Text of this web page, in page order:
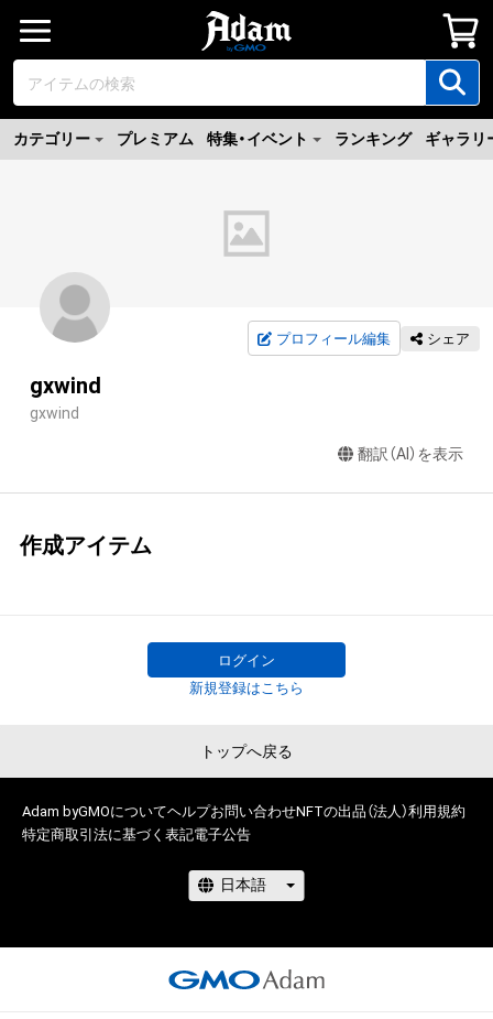
カテゴリー プレミアム 特集・イベント ランキング ギャラリ
プロフィール編集 シェア
gxwind
gxwind
翻訳（AI）を表示
作成アイテム
ログイン
新規登録はこちら
トップへ戻る
Adam byGMOについてヘルプお問い合わせNFTの出品（法人）利用規約
特定商取引法に基づく表記電子公告